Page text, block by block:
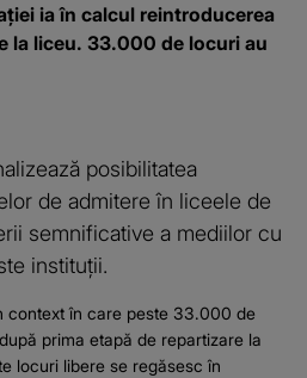
ia în calcul reintroducerea
la liceu. 33.000 de locuri au
posibilitatea
de admitere în liceele de
semnificative a mediilor cu
instituții.
context în care peste 33.000 de
prima etapă de repartizare la
locuri libere se regăsesc în